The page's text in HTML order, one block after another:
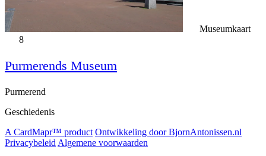
Museumkaart
8
Purmerends Museum
Purmerend
Geschiedenis
A CardMapr™ product Ontwikkeling door BjornAntonissen.nl
Privacybeleid Algemene voorwaarden